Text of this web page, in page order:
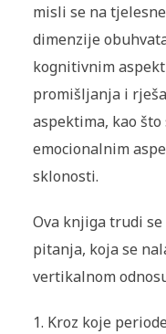
misli se na
dimenzije
kognitivnim
promišljanja i
aspektima, kao
emocionalnim
sklonosti.
Ova knjiga trudi
pitanja, koja se
vertikalnom
1. Kroz koje